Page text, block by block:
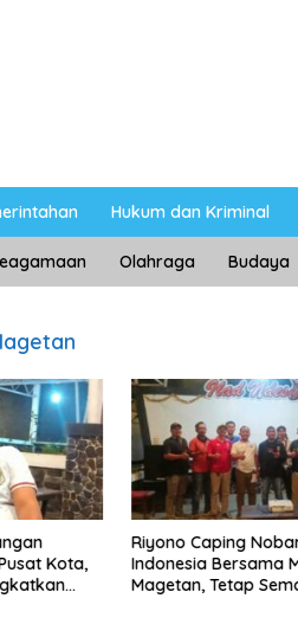
Hukum dan Kriminal
Olahraga Budaya
Kota,
Riyono Caping
Indonesia Bersama
Magetan, Tetap